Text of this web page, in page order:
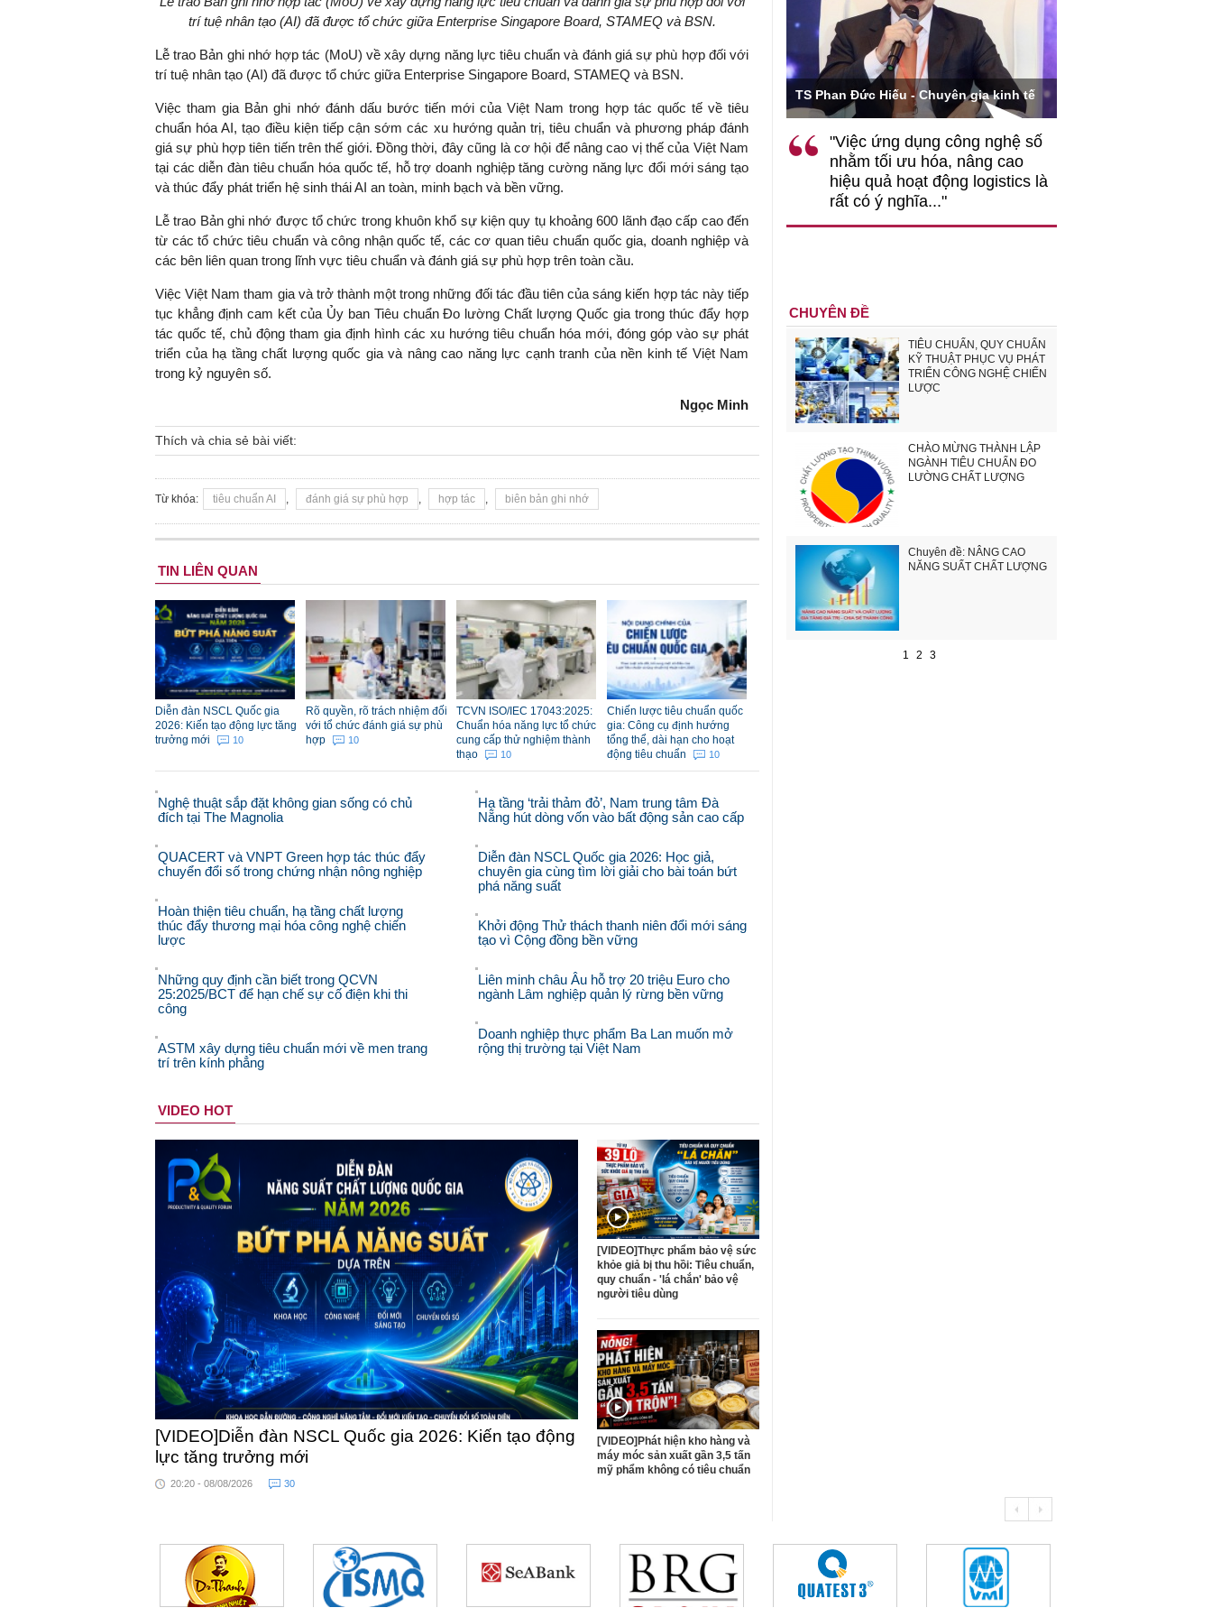
trí tuệ nhân tạo (AI) đã được tổ chức giữa Enterprise Singapore Board, STAMEQ và BSN.
Lễ trao Bản ghi nhớ hợp tác (MoU) về xây dựng năng lực tiêu chuẩn và đánh giá sự phù hợp đối với
trí tuệ nhân tạo (AI) đã được tổ chức giữa Enterprise Singapore Board, STAMEQ và BSN.
Việc tham gia Bản ghi nhớ đánh dấu bước tiến mới của Việt Nam trong hợp tác quốc tế về tiêu
chuẩn hóa AI, tạo điều kiện tiếp cận sớm các xu hướng quản trị, tiêu chuẩn và phương pháp đánh
giá sự phù hợp tiên tiến trên thế giới. Đồng thời, đây cũng là cơ hội để nâng cao vị thế của Việt Nam
tại các diễn đàn tiêu chuẩn hóa quốc tế, hỗ trợ doanh nghiệp tăng cường năng lực đổi mới sáng tạo
và thúc đẩy phát triển hệ sinh thái AI an toàn, minh bạch và bền vững.
Lễ trao Bản ghi nhớ được tổ chức trong khuôn khổ sự kiện quy tụ khoảng 600 lãnh đạo cấp cao đến
từ các tổ chức tiêu chuẩn và công nhận quốc tế, các cơ quan tiêu chuẩn quốc gia, doanh nghiệp và
các bên liên quan trong lĩnh vực tiêu chuẩn và đánh giá sự phù hợp trên toàn cầu.
Việc Việt Nam tham gia và trở thành một trong những đối tác đầu tiên của sáng kiến hợp tác này tiếp
tục khẳng định cam kết của Ủy ban Tiêu chuẩn Đo lường Chất lượng Quốc gia trong thúc đẩy hợp
tác quốc tế, chủ động tham gia định hình các xu hướng tiêu chuẩn hóa mới, đóng góp vào sự phát
triển của hạ tầng chất lượng quốc gia và nâng cao năng lực cạnh tranh của nền kinh tế Việt Nam
trong kỷ nguyên số.
Ngọc Minh
Thích và chia sẻ bài viết:
Từ khóa: tiêu chuẩn AI đánh giá sự phù hợp hợp tác biên bản ghi nhớ
TIN LIÊN QUAN
Diễn đàn NSCL Quốc gia
2026: Kiến tạo động lực tăng
trưởng mới
10
Rõ quyền, rõ trách nhiệm đối
với tổ chức đánh giá sự phù
hợp
10
TCVN ISO/IEC 17043:2025:
Chuẩn hóa năng lực tổ chức
cung cấp thử nghiệm thành
thạo
10
Chiến lược tiêu chuẩn quốc
gia: Công cụ định hướng
tổng thể, dài hạn cho hoạt
động tiêu chuẩn
10
Nghệ thuật sắp đặt không gian sống có chủ
đích tại The Magnolia
QUACERT và VNPT Green hợp tác thúc đẩy
chuyển đổi số trong chứng nhận nông nghiệp
Hoàn thiện tiêu chuẩn, hạ tầng chất lượng
thúc đẩy thương mại hóa công nghệ chiến
lược
Những quy định cần biết trong QCVN
25:2025/BCT để hạn chế sự cố điện khi thi
công
ASTM xây dựng tiêu chuẩn mới về men trang
trí trên kính phẳng
Hạ tầng ‘trải thảm đỏ’, Nam trung tâm Đà
Nẵng hút dòng vốn vào bất động sản cao cấp
Diễn đàn NSCL Quốc gia 2026: Học giả,
chuyên gia cùng tìm lời giải cho bài toán bứt
phá năng suất
Khởi động Thử thách thanh niên đổi mới sáng
tạo vì Cộng đồng bền vững
Liên minh châu Âu hỗ trợ 20 triệu Euro cho
ngành Lâm nghiệp quản lý rừng bền vững
Doanh nghiệp thực phẩm Ba Lan muốn mở
rộng thị trường tại Việt Nam
VIDEO HOT
[VIDEO]Diễn đàn NSCL Quốc gia 2026: Kiến tạo động
lực tăng trưởng mới
20:20 - 08/08/2026 30
[VIDEO]Thực phẩm bảo vệ sức
khỏe giả bị thu hồi: Tiêu chuẩn,
quy chuẩn - 'lá chắn' bảo vệ
người tiêu dùng
[VIDEO]Phát hiện kho hàng và
máy móc sản xuất gần 3,5 tấn
mỹ phẩm không có tiêu chuẩn
TS. Nguyễn Đức Độ - Phó Viện trưởng
"Có rất nhiều việc phải làm
ngay từ bây giờ và trên thực tế
đang được tiến hành như tăng
nghệ; ban hành các cơ chế
khuyến khích đổi mới sáng tạo,
khởi nghiệp..."
Việc sử dụng hiệu quả chính
sách tài khóa không chỉ mang ý
nghĩa hỗ trợ ngắn hạn mà còn
tăng trưởng bền vững dài hạn.
TS Phan Đức Hiếu - Chuyên gia kinh tế
"Việc ứng dụng công nghệ số
nhằm tối ưu hóa, nâng cao
hiệu quả hoạt động logistics là
rất có ý nghĩa..."
CHUYÊN ĐỀ
TIÊU CHUẨN, QUY CHUẨN
KỸ THUẬT PHỤC VỤ PHÁT
TRIỂN CÔNG NGHỆ CHIẾN
LƯỢC
CHÀO MỪNG THÀNH LẬP
NGÀNH TIÊU CHUẨN ĐO
LƯỜNG CHẤT LƯỢNG
Chuyên đề: NÂNG CAO
NĂNG SUẤT CHẤT LƯỢNG
1 2 3